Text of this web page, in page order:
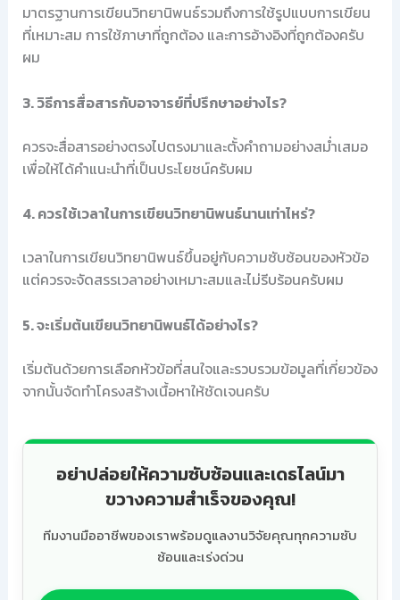
มาตรฐานการเขียนวิทยานิพนธ์รวมถึงการใช้รูปแบบการเขียน
ที่เหมาะสม การใช้ภาษาที่ถูกต้อง และการอ้างอิงที่ถูกต้องครับ
ผม
3. วิธีการสื่อสารกับอาจารย์ที่ปรึกษาอย่างไร?
ควรจะสื่อสารอย่างตรงไปตรงมาและตั้งคำถามอย่างสม่ำเสมอ
เพื่อให้ได้คำแนะนำที่เป็นประโยชน์ครับผม
4. ควรใช้เวลาในการเขียนวิทยานิพนธ์นานเท่าไหร่?
เวลาในการเขียนวิทยานิพนธ์ขึ้นอยู่กับความซับซ้อนของหัวข้อ
แต่ควรจะจัดสรรเวลาอย่างเหมาะสมและไม่รีบร้อนครับผม
5. จะเริ่มต้นเขียนวิทยานิพนธ์ได้อย่างไร?
เริ่มต้นด้วยการเลือกหัวข้อที่สนใจและรวบรวมข้อมูลที่เกี่ยวข้อง
จากนั้นจัดทำโครงสร้างเนื้อหาให้ชัดเจนครับ
อย่าปล่อยให้ความซับซ้อนและเดธไลน์มา
ขวางความสำเร็จของคุณ!
ทีมงานมืออาชีพของเราพร้อมดูแลงานวิจัยคุณทุกความซับ
ซ้อนและเร่งด่วน